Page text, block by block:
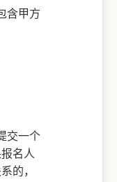
含甲方
交一个
名人
的，